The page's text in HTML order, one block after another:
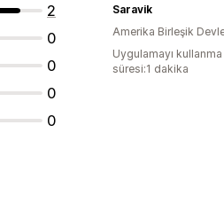
2
0
0
0
0
Saravik
Amerika Birleşik
Uygulamayı kullanma
süresi:1 dakika